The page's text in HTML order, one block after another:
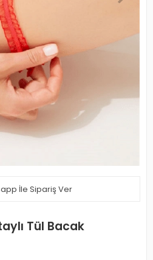
İle Sipariş Ver
Tül Bacak